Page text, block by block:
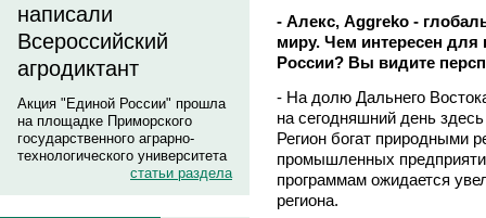
написали
Всероссийский
агродиктант
Акция "Единой России" прошла
на площадке Приморского
государственного аграрно-
технологического университета
статьи раздела
- Алекс, Aggreko -
миру. Чем интересен для
России? Вы видите
- На долю Дальнего
на сегодняшний день
Регион богат природными
промышленных
программам ожидается
региона.